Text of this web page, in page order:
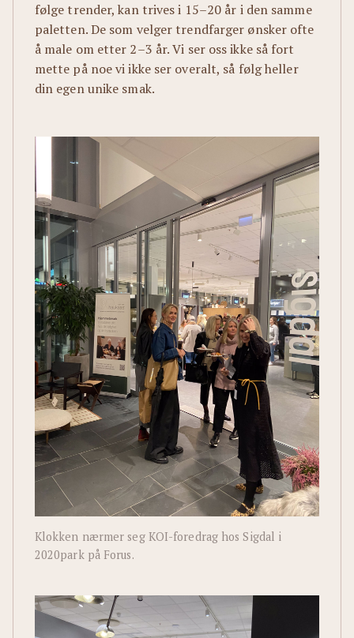
følge trender, kan trives i 15–20 år i den samme
paletten. De som velger trendfarger ønsker ofte
å male om etter 2–3 år. Vi ser oss ikke så fort
mette på noe vi ikke ser overalt, så følg heller
din egen unike smak.
Klokken nærmer seg KOI-foredrag hos Sigdal i
2020park på Forus.